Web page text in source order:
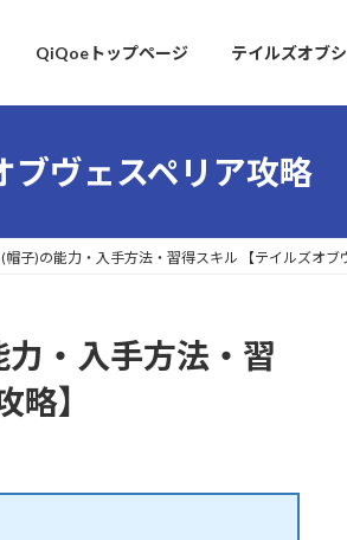
QiQoeトップページ テイルズオブ
ブヴェスペリア攻略
子)の能力・入手方法・習得スキル 【テイルズオブ
・入手方法・習
】